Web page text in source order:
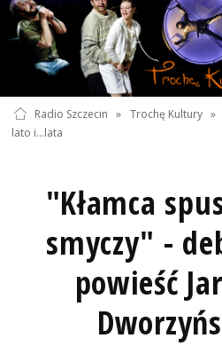
Radio Szczecin » Trochę Kultury »
lato i...lata
"Kłamca
smyczy" -
powieść